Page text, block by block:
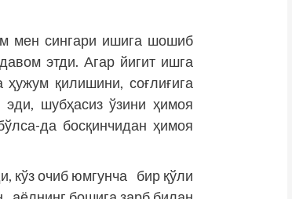
мен сингари ишига шошиб
этди. Агар йигит ишга
ҳужум қилишини, соғлиғига
шубҳасиз ўзини ҳимоя
да босқинчидан ҳимоя
кўз очиб юмгунча бир қўли